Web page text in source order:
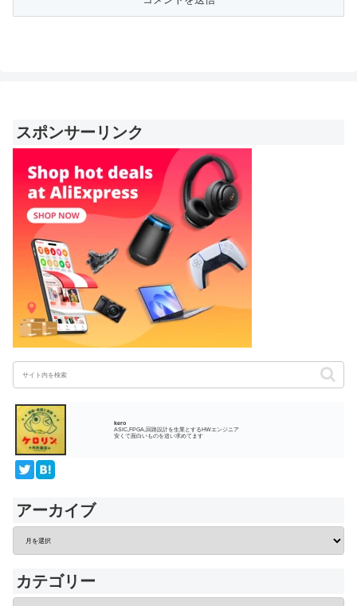
スポンサーリンク
kero
ASIC,FPGA,回路設計を生業とするHWエンジニア
安くて面白いものを追い求めてます
アーカイブ
カテゴリー